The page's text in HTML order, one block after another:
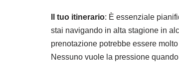
Il tuo itinerario: È essenziale
stai navigando in alta stagione in
prenotazione potrebbe essere
Nessuno vuole la pressione